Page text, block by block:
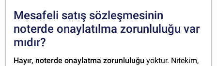
Mesafeli satış sözleşmesinin
noterde onaylatılma zorunluluğu var
mıdır?
Hayır, noterde onaylatma zorunluluğu yoktur. Nitekim,